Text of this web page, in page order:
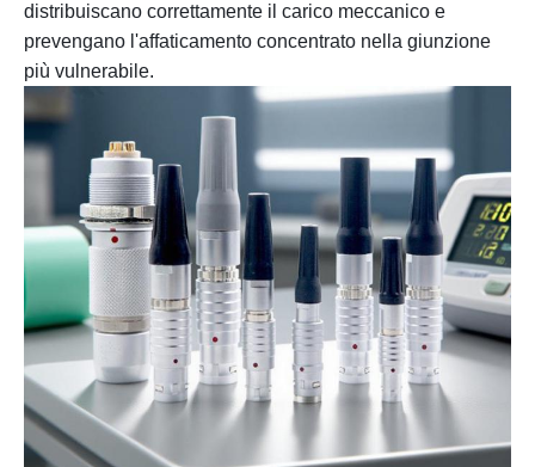
distribuiscano correttamente il carico meccanico e
prevengano l'affaticamento concentrato nella giunzione
più vulnerabile.